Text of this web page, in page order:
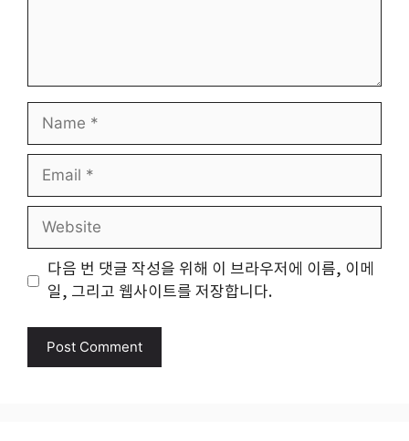
Name
Email
Website
다음 번 댓글 작성을 위해 이 브라우저에 이름, 이메
일, 그리고 웹사이트를 저장합니다.